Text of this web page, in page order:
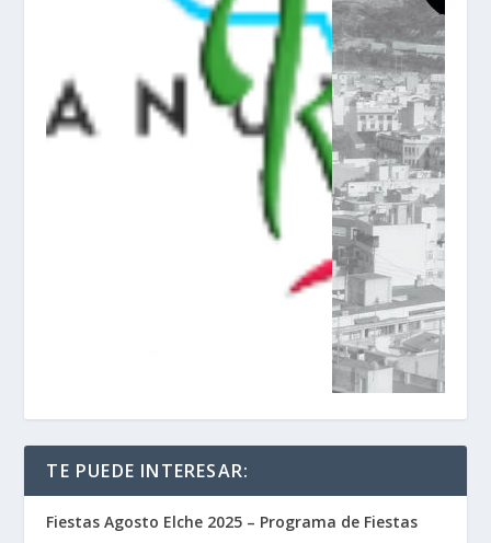
TE PUEDE INTERESAR:
Fiestas Agosto Elche 2025 – Programa de Fiestas